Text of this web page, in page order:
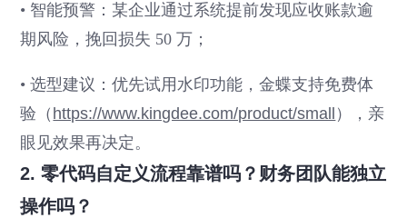
• 智能预警：某企业通过系统提前发现应收账款逾
期风险，挽回损失 50 万；
• 选型建议：优先试用水印功能，金蝶支持免费体
验（ https://www.kingdee.com/product/small ），亲
眼见效果再决定。
2. 零代码自定义流程靠谱吗？财务团队能独立
操作吗？